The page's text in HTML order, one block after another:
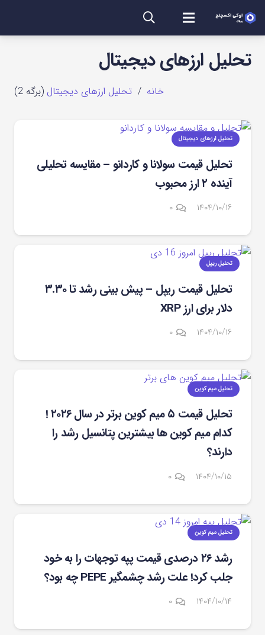
تحلیل ارزهای دیجیتال
خانه / تحلیل ارزهای دیجیتال (برگه 2)
تحلیل ارزهای دیجیتال
تحلیل قیمت سولانا و کاردانو – مقایسه تحلیلی
آینده ۲ ارز محبوب
۱۴۰۴/۱۰/۱۶ ۰
تحلیل ریپل
تحلیل قیمت ریپل – پیش بینی رشد تا ۳.۳۰
دلار برای ارز XRP
۱۴۰۴/۱۰/۱۶ ۰
تحلیل میم کوین
تحلیل قیمت ۵ میم کوین برتر در سال ۲۰۲۶ !
کدام میم کوین‌ ها بیشترین پتانسیل رشد را
دارند؟
۱۴۰۴/۱۰/۱۵ ۰
تحلیل میم کوین
رشد ۲۶ درصدی قیمت پپه توجهات را به خود
جلب کرد! علت رشد چشمگیر PEPE چه بود؟
۱۴۰۴/۱۰/۱۴ ۰